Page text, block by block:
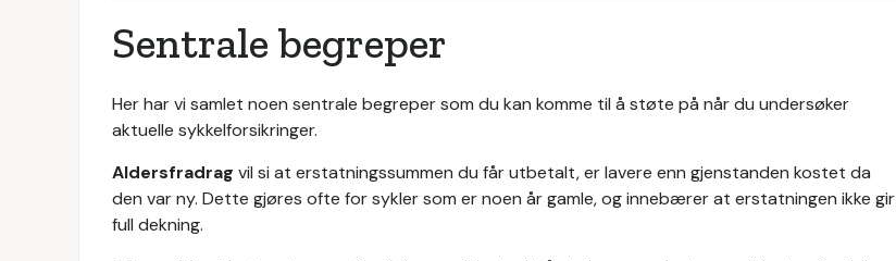
Sentrale begreper
Her har vi samlet noen sentrale begreper som du kan komme til å støte på når du undersøker
aktuelle sykkelforsikringer.
Aldersfradrag vil si at erstatningssummen du får utbetalt, er lavere enn gjenstanden kostet da
den var ny. Dette gjøres ofte for sykler som er noen år gamle, og innebærer at erstatningen ikke gir
full dekning.